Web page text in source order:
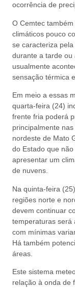
ocorrência de
O Cemtec
climáticos pouco
se caracteriza
durante a tarde ou
usualmente
sensação térmica
Em meio a essas
quarta-feira (24)
frente fria poderá
principalmente
nordeste de Mato
do Estado que
apresentar um
de nuvens.
Na quinta-feira
regiões norte e
devem continuar
temperaturas será
com mínimas
Há também
áreas.
Este sistema
relação à onda de